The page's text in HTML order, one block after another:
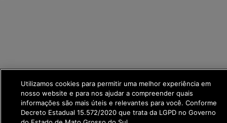
Utilizamos cookies para permitir uma melhor experiência em
nosso website e para nos ajudar a compreender quais
informações são mais úteis e relevantes para você. Conforme
Decreto Estadual 15.572/2020 que trata da LGPD no Governo